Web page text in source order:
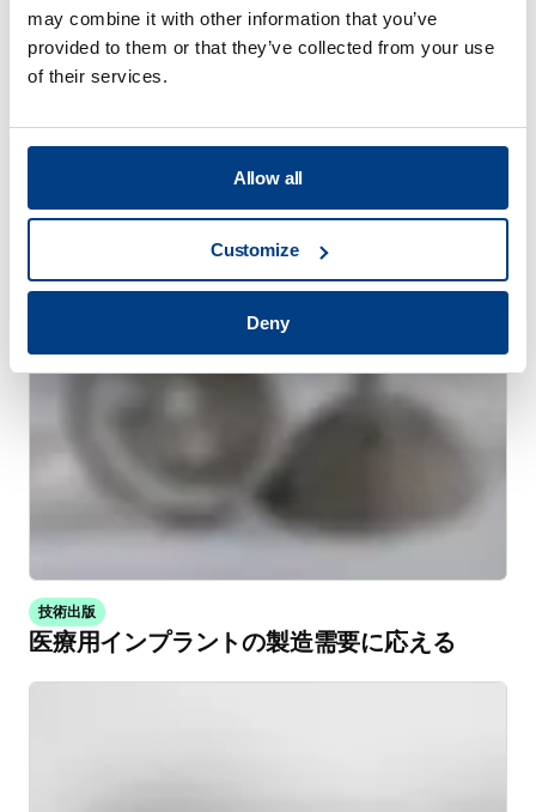
may combine it with other information that you’ve
provided to them or that they’ve collected from your use
of their services.
Allow all
Customize
Deny
WHITE PAPER
高圧熱処理（HPHT™）による熱処理歪みの
軽減
技術出版
医療用インプラントの製造需要に応える